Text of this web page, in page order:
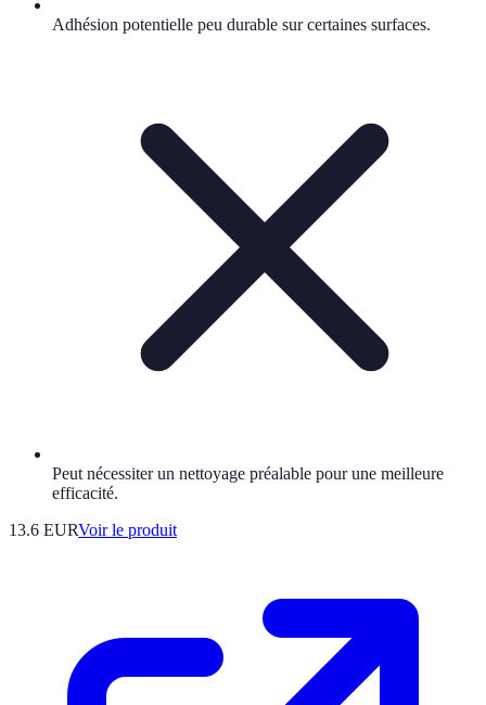
Adhésion potentielle peu durable sur certaines surfaces.
Peut nécessiter un nettoyage préalable pour une meilleure
efficacité.
13.6 EURVoir le produit